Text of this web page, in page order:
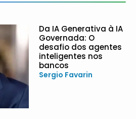
Da IA Generativa à IA
Governada: O
desafio dos agentes
inteligentes nos
bancos
Sergio Favarin